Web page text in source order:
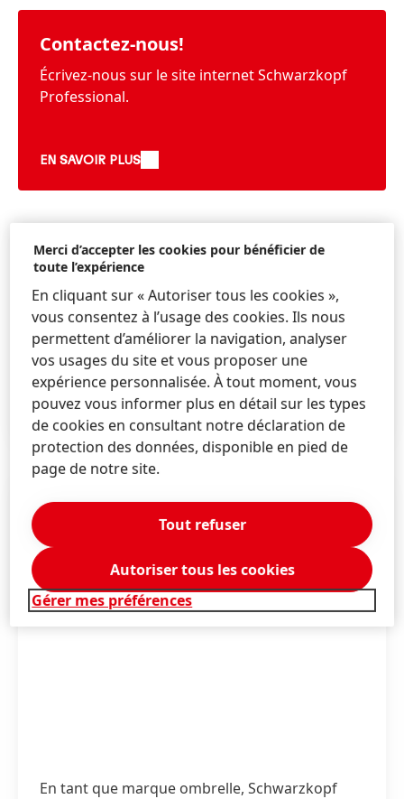
Contactez-nous!
Écrivez-nous sur le site internet Schwarzkopf
Professional.
EN SAVOIR PLUS
Schwarzkopf Professional sur les
réseaux sociaux
Suivez-nous sur:
Facebook Belgique
Instagram
Pinterest
YouTube
En tant que marque ombrelle, Schwarzkopf
Merci d’accepter les cookies pour bénéficier de
toute l’expérience
En cliquant sur « Autoriser tous les cookies »,
vous consentez à l’usage des cookies. Ils nous
permettent d’améliorer la navigation, analyser
vos usages du site et vous proposer une
expérience personnalisée. À tout moment, vous
pouvez vous informer plus en détail sur les types
de cookies en consultant notre déclaration de
protection des données, disponible en pied de
page de notre site.
Gérer mes préférences
Tout refuser
Autoriser tous les cookies